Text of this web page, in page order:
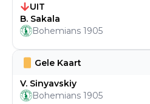
Gele Kaart
V. Sinyavskiy
Bohemians 1905
UIT
B. Sakala
Bohemians 1905